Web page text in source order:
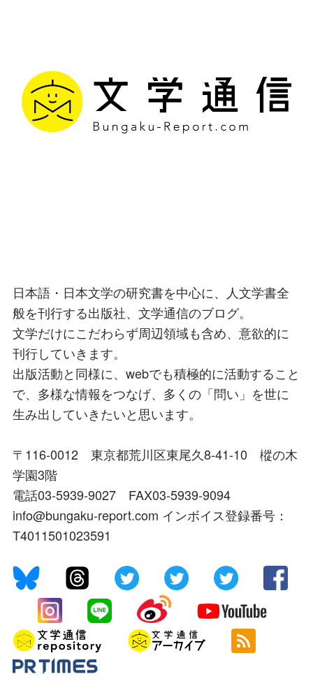
日本語・日本文学の研究書を中心に、人文学書全
般を刊行する出版社、文学通信のブログ。
文学だけにこだわらず周辺領域も含め、意欲的に
刊行していきます。
出版活動と同様に、webでも積極的に活動すること
で、多様な情報をつなげ、多くの「問い」を世に
生み出していきたいと思います。
〒116-0012 東京都荒川区東尾久8-41-10 樅の木
学園3階
電話03-5939-9027 FAX03-5939-9094
info@bungaku-report.com インボイス登録番号：
T4011501023591